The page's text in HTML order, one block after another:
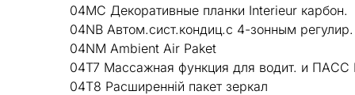
04MC Декоративные планки Interieur карбон.
04NB Автом.сист.кондиц.с 4-зонным регулир.
04NM Ambient Air Paket
04T7 Массажная функция для водит. и ПАСС
04T8 Расширенній пакет зеркал